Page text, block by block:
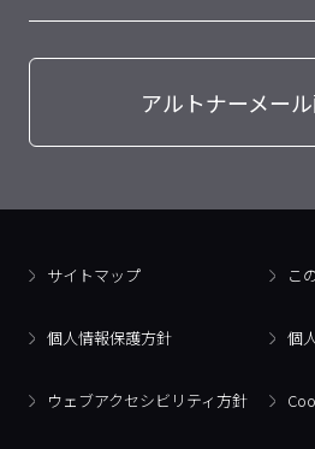
アルトナーメー
サイトマップ こ
個人情報保護方針 個
ウェブアクセシビリティ方針